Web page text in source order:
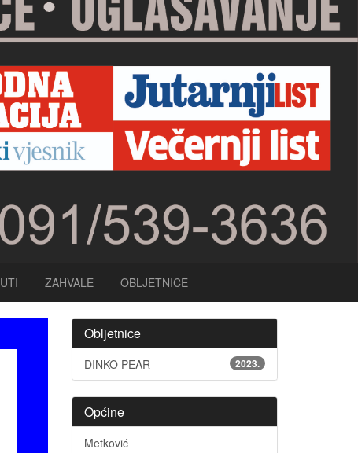
ZAHVALE OBLJETNICE
Obljetnice
DINKO PEAR 2023.
Općine
Metković